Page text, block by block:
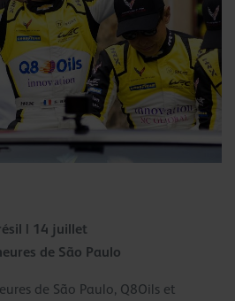
| 14 juillet
de São Paulo
de São Paulo, Q8Oils et